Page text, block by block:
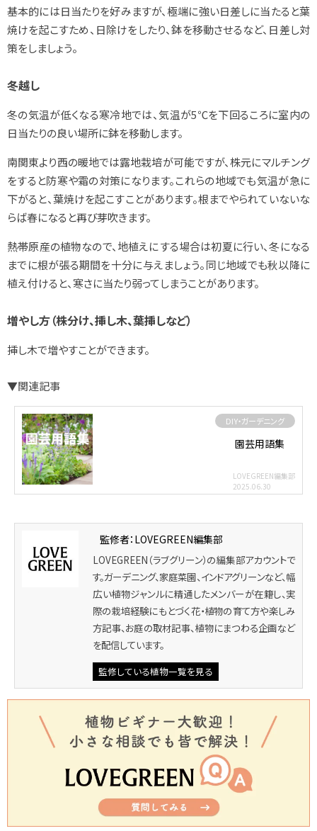
基本的には日当たりを好みますが、極端に強い日差しに当たると葉
焼けを起こすため、日除けをしたり、鉢を移動させるなど、日差し対
策をしましょう。
冬越し
冬の気温が低くなる寒冷地では、気温が5℃を下回るころに室内の
日当たりの良い場所に鉢を移動します。
南関東より西の暖地では露地栽培が可能ですが、株元にマルチング
をすると防寒や霜の対策になります。これらの地域でも気温が急に
下がると、葉焼けを起こすことがあります。根までやられていないな
らば春になると再び芽吹きます。
熱帯原産の植物なので、地植えにする場合は初夏に行い、冬になる
までに根が張る期間を十分に与えましょう。同じ地域でも秋以降に
植え付けると、寒さに当たり弱ってしまうことがあります。
増やし方（株分け、挿し木、葉挿しなど）
挿し木で増やすことができます。
▼関連記事
DIY・ガーデニング
園芸用語集
LOVEGREEN編集部
2025.06.30
監修者：LOVEGREEN編集部
LOVEGREEN（ラブグリーン）の編集部アカウントで
す。ガーデニング、家庭菜園、インドアグリーンなど、幅
広い植物ジャンルに精通したメンバーが在籍し、実
際の栽培経験にもとづく花・植物の育て方や楽しみ
方記事、お庭の取材記事、植物にまつわる企画など
を配信しています。
監修している植物一覧を見る